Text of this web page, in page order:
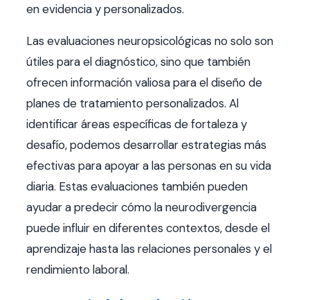
en evidencia y personalizados.
Las evaluaciones neuropsicológicas no solo son
útiles para el diagnóstico, sino que también
ofrecen información valiosa para el diseño de
planes de tratamiento personalizados. Al
identificar áreas específicas de fortaleza y
desafío, podemos desarrollar estrategias más
efectivas para apoyar a las personas en su vida
diaria. Estas evaluaciones también pueden
ayudar a predecir cómo la neurodivergencia
puede influir en diferentes contextos, desde el
aprendizaje hasta las relaciones personales y el
rendimiento laboral.